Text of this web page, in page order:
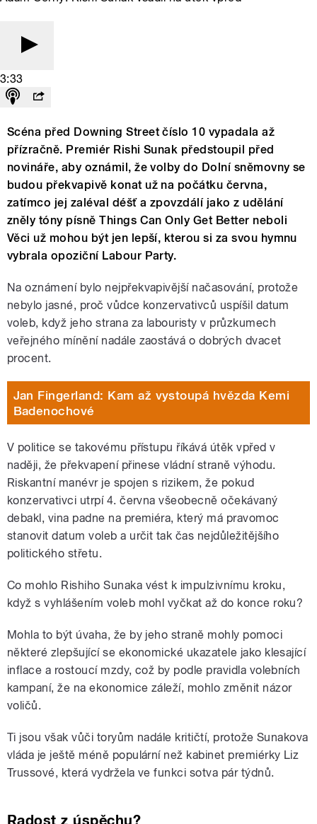
3:33
Scéna před Downing Street číslo 10 vypadala až
přízračně. Premiér Rishi Sunak předstoupil před
novináře, aby oznámil, že volby do Dolní sněmovny se
budou překvapivě konat už na počátku června,
zatímco jej zaléval déšť a zpovzdálí jako z udělání
zněly tóny písně Things Can Only Get Better neboli
Věci už mohou být jen lepší, kterou si za svou hymnu
vybrala opoziční Labour Party.
Na oznámení bylo nejpřekvapivější načasování, protože
nebylo jasné, proč vůdce konzervativců uspíšil datum
voleb, když jeho strana za labouristy v průzkumech
veřejného mínění nadále zaostává o dobrých dvacet
procent.
Jan Fingerland: Kam až vystoupá hvězda Kemi
Badenochové
V politice se takovému přístupu říkává útěk vpřed v
naději, že překvapení přinese vládní straně výhodu.
Riskantní manévr je spojen s rizikem, že pokud
konzervativci utrpí 4. června všeobecně očekávaný
debakl, vina padne na premiéra, který má pravomoc
stanovit datum voleb a určit tak čas nejdůležitějšího
politického střetu.
Co mohlo Rishiho Sunaka vést k impulzivnímu kroku,
když s vyhlášením voleb mohl vyčkat až do konce roku?
Mohla to být úvaha, že by jeho straně mohly pomoci
některé zlepšující se ekonomické ukazatele jako klesající
inflace a rostoucí mzdy, což by podle pravidla volebních
kampaní, že na ekonomice záleží, mohlo změnit názor
voličů.
Ti jsou však vůči toryům nadále kritičtí, protože Sunakova
vláda je ještě méně populární než kabinet premiérky Liz
Trussové, která vydržela ve funkci sotva pár týdnů.